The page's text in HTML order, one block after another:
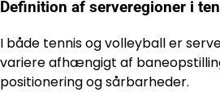
Definition af serveregioner i
I både tennis og volleyball er
variere afhængigt af
positionering og sårbarheder.